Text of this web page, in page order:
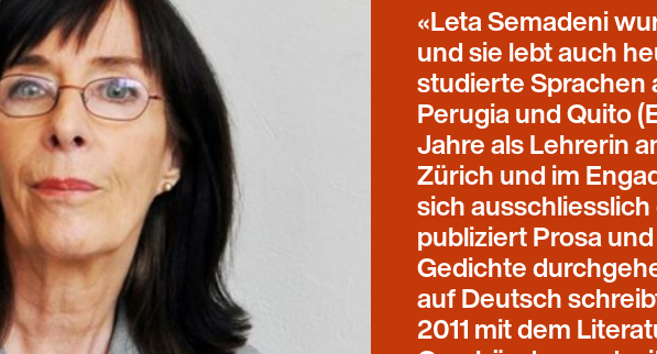
Leta Semadeni
und sie lebt auch
studierte Sprachen
Perugia und Quito
Jahre als Lehrerin
Zürich und im
sich
publiziert Prosa
Gedichte
auf Deutsch
2011 mit dem